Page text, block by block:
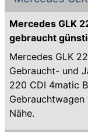
Mercedes GLK
gebraucht
Mercedes GLK
Gebraucht- und
220 CDI 4matic
Nähe.